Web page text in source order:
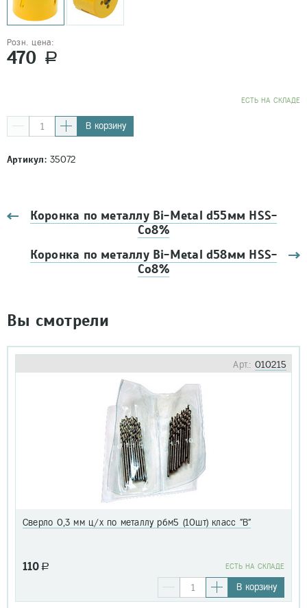
Розн. цена:
470 a
EСТЬ НА СКЛАДЕ
В корзину
Артикул:35072
Коронка по металлу Bi-Metal d55мм HSS-
Co8%
Коронка по металлу Bi-Metal d58мм HSS-
Co8%
Вы смотрели
Арт.: 010215
Сверло 0,3 мм ц/х по металлу р6м5 (10шт) класс "В"
110 a EСТЬ НА СКЛАДЕ
В корзину